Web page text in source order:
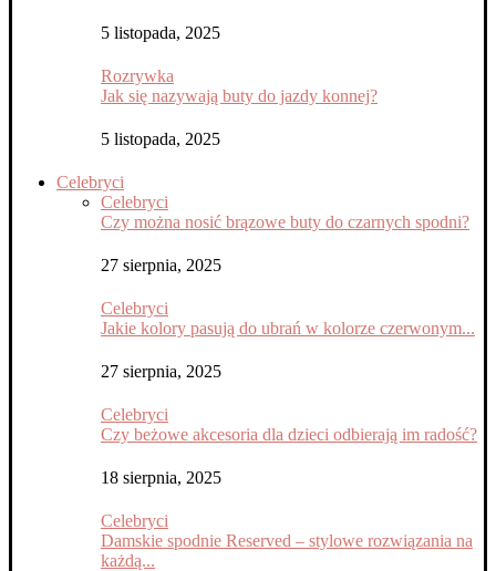
5 listopada, 2025
Rozrywka
Jak się nazywają buty do jazdy konnej?
5 listopada, 2025
Celebryci
Celebryci
Czy można nosić brązowe buty do czarnych spodni?
27 sierpnia, 2025
Celebryci
Jakie kolory pasują do ubrań w kolorze czerwonym...
27 sierpnia, 2025
Celebryci
Czy beżowe akcesoria dla dzieci odbierają im radość?
18 sierpnia, 2025
Celebryci
Damskie spodnie Reserved – stylowe rozwiązania na
każdą...